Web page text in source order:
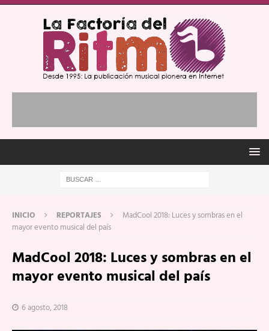
INICIO REPORTAJES
MadCool 2018: Luces y sombras en el
mayor evento musical del país
MadCool 2018: Luces y sombras en el
mayor evento musical del país
6 agosto, 2018